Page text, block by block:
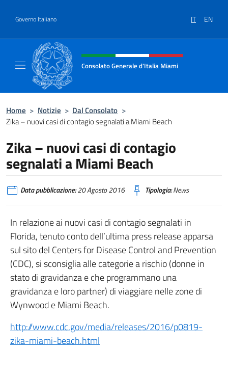
Governo Italiano IT EN
Intestazione sito, social e menù
Consolato Generale d'Italia Miami
Home > Notizie > Dal Consolato >
Zika – nuovi casi di contagio segnalati a Miami Beach
Zika – nuovi casi di contagio
segnalati a Miami Beach
Data pubblicazione:20 Agosto 2016 Tipologia:News
In relazione ai nuovi casi di contagio segnalati in
Florida, tenuto conto dell’ultima press release apparsa
sul sito del Centers for Disease Control and Prevention
(CDC), si sconsiglia alle categorie a rischio (donne in
stato di gravidanza e che programmano una
gravidanza e loro partner) di viaggiare nelle zone di
Wynwood e Miami Beach.
http://www.cdc.gov/media/releases/2016/p0819-
zika-miami-beach.html